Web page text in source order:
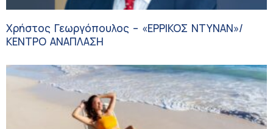
Χρήστος Γεωργόπουλος – «ΕΡΡΙΚΟΣ ΝΤΥΝΑΝ»/
ΚΕΝΤΡΟ ΑΝΑΠΛΑΣΗ